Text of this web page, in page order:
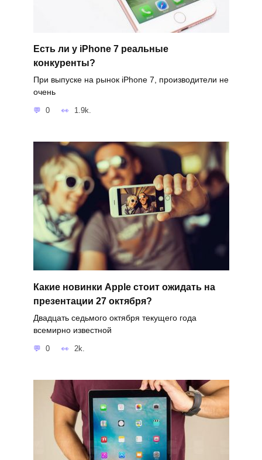
Есть ли у iPhone 7 реальные
конкуренты?
При выпуске на рынок iPhone 7, производители не
очень
0 1.9k.
Какие новинки Apple стоит ожидать на
презентации 27 октября?
Двадцать седьмого октября текущего года
всемирно известной
0 2k.